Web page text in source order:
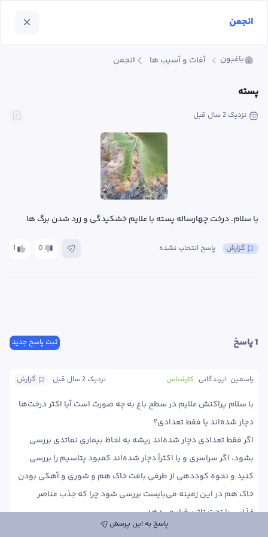
باغبون آفات و آسیب ها انجمن
پسته
نزدیک 2 سال قبل
با سلام. درخت چهارساله پسته با علایم خشکیدگی و زرد شدن برگ ها
1 0 پاسخ انتخاب نشده گزارش
ثبت پاسخ جدید 1 پاسخ
گزارش نزدیک 2 سال قبل کارشناس یاسمین  ایرندگانی
پاسخ به این پرسش
انجمن